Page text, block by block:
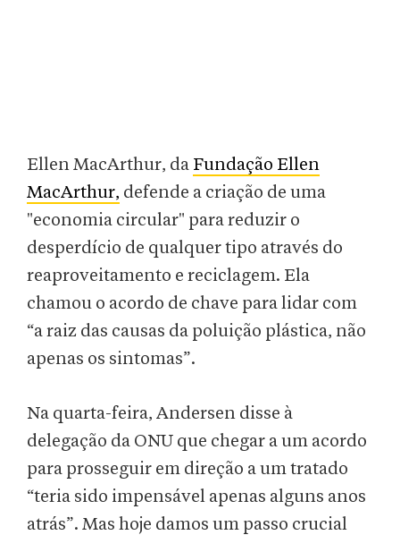
Ellen MacArthur, da Fundação Ellen
MacArthur, defende a criação de uma
"economia circular" para reduzir o
desperdício de qualquer tipo através do
reaproveitamento e reciclagem. Ela
chamou o acordo de chave para lidar com
“a raiz das causas da poluição plástica, não
apenas os sintomas”.
Na quarta-feira, Andersen disse à
delegação da ONU que chegar a um acordo
para prosseguir em direção a um tratado
“teria sido impensável apenas alguns anos
atrás”. Mas hoje damos um passo crucial